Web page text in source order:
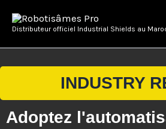
Distributeur officiel Industrial Shields au
INDUSTRY
Adoptez